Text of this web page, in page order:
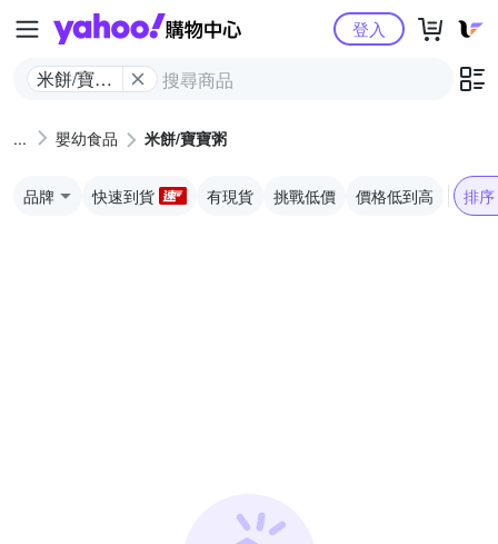
Yahoo購物中心
米餅/寶寶
登入
嬰幼食品 米餅/寶寶粥
品牌 快速到貨 有現貨 挑戰低價 價格低到高 排序